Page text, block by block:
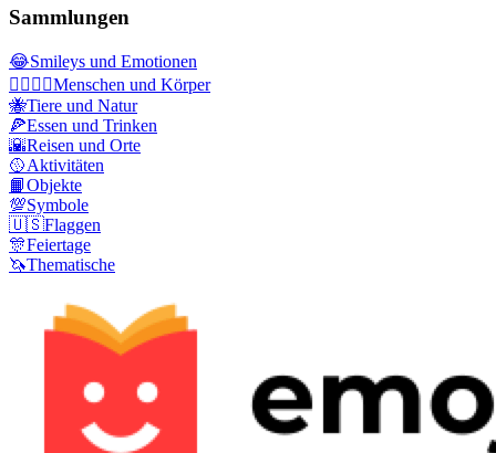
Sammlungen
😂Smileys und Emotionen
👩‍❤️‍💋‍👨Menschen und Körper
🐝Tiere und Natur
🍕Essen und Trinken
🌇Reisen und Orte
🥎Aktivitäten
📙Objekte
💯Symbole
🇺🇸Flaggen
🎊Feiertage
🦄Thematische